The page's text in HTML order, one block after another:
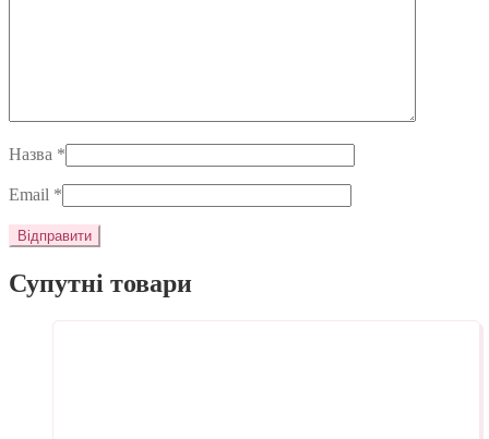
Назва *
Email *
Супутні товари